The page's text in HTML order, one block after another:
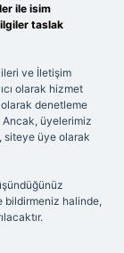
ile isim
taslak
ve İletişim
olarak hizmet
denetleme
Ancak, üyelerimiz
siteye üye olarak
bildirmeniz halinde,